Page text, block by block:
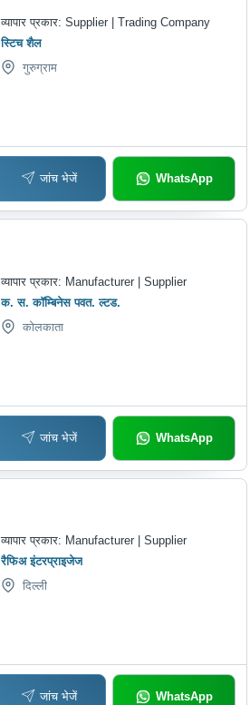
व्यापार प्रकार:Supplier | Trading Company
स्टिच शैल
गुरुग्राम
जांच भेजें WhatsApp
व्यापार प्रकार: Manufacturer | Supplier
क. स. कॉम्बिनेस पवत. ल्टड.
कोलकाता
जांच भेजें WhatsApp
व्यापार प्रकार: Manufacturer | Supplier
रैफिअ इंटरप्राइजेज
दिल्ली
जांच भेजें WhatsApp